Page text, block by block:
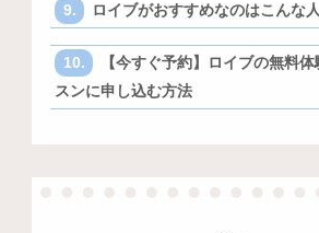
ロイブがおすすめなのはこんな
【今すぐ予約】ロイブの無料体
スンに申し込む方法